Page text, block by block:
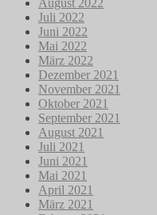
August 2022
Juli 2022
Juni 2022
Mai 2022
März 2022
Dezember 2021
November 2021
Oktober 2021
September 2021
August 2021
Juli 2021
Juni 2021
Mai 2021
April 2021
März 2021